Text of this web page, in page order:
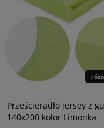
Prześcieradło jersey z
140x200 kolor Limonka